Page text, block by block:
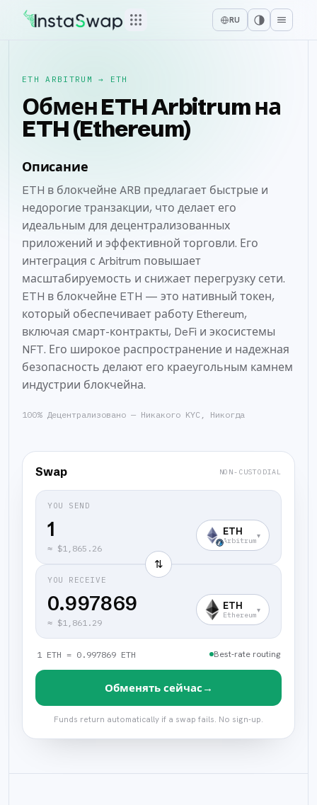
RU
ETH ARBITRUM → ETH
Обмен ETH Arbitrum на
ETH (Ethereum)
Описание
ETH в блокчейне ARB предлагает быстрые и
недорогие транзакции, что делает его
идеальным для децентрализованных
приложений и эффективной торговли. Его
интеграция с Arbitrum повышает
масштабируемость и снижает перегрузку сети.
ETH в блокчейне ETH — это нативный токен,
который обеспечивает работу Ethereum,
включая смарт-контракты, DeFi и экосистемы
NFT. Его широкое распространение и надежная
безопасность делают его краеугольным камнем
индустрии блокчейна.
100% Децентрализовано — Никакого KYC, Никогда
Swap NON-CUSTODIAL
YOU SEND
≈ $1,865.26
ETH
Arbitrum
▾
⇅
YOU RECEIVE
0.997869
≈ $1,861.29
ETH
Ethereum
▾
1 ETH = 0.997869 ETH Best-rate routing
Обменять сейчас →
Funds return automatically if a swap fails. No sign-up.